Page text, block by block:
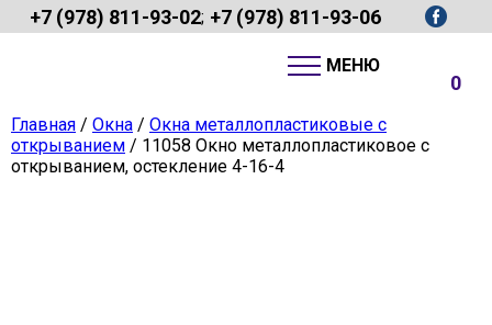
+7 (978) 811-93-02; +7 (978) 811-93-06
0
Главная / Окна / Окна металлопластиковые с
открыванием / 11058 Окно металлопластиковое с
открыванием, остекление 4-16-4